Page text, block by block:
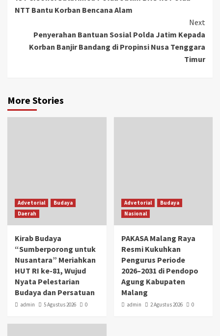
NTT Bantu Korban Bencana Alam
Next
Penyerahan Bantuan Sosial Polda Jatim Kepada
Korban Banjir Bandang di Propinsi Nusa Tenggara
Timur
More Stories
Advetorial
Budaya
Daerah
Kirab Budaya
“Sumberporong untuk
Nusantara” Meriahkan
HUT RI ke-81, Wujud
Nyata Pelestarian
Budaya dan Persatuan
admin 5 Agustus 2026 0
Advetorial
Budaya
Nasional
PAKASA Malang Raya
Resmi Kukuhkan
Pengurus Periode
2026–2031 di Pendopo
Agung Kabupaten
Malang
admin 2 Agustus 2026 0